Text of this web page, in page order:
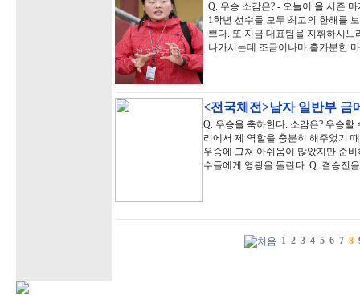
Q. 우승 소감은? - 오늘이 올 시즌
1학년 선수들 모두 최고의 한해를
쁘다. 또 지금 대표팀을 지휘하시
나가시는데 조금이나마 홀가분한
<전국체전>남자 일반부
Q. 우승을 축하한다. 소감은? 우승
리에서 제 역할을 충분히 해주었기
우승에 그쳐 아쉬움이 많았지만 준
수들에게 영광을 돌린다. Q. 결승전
1 2 3 4 5 6 7 8